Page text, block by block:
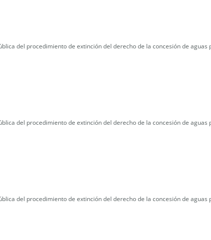
del procedimiento de extinción del derecho de la concesión de aguas
del procedimiento de extinción del derecho de la concesión de aguas
del procedimiento de extinción del derecho de la concesión de aguas